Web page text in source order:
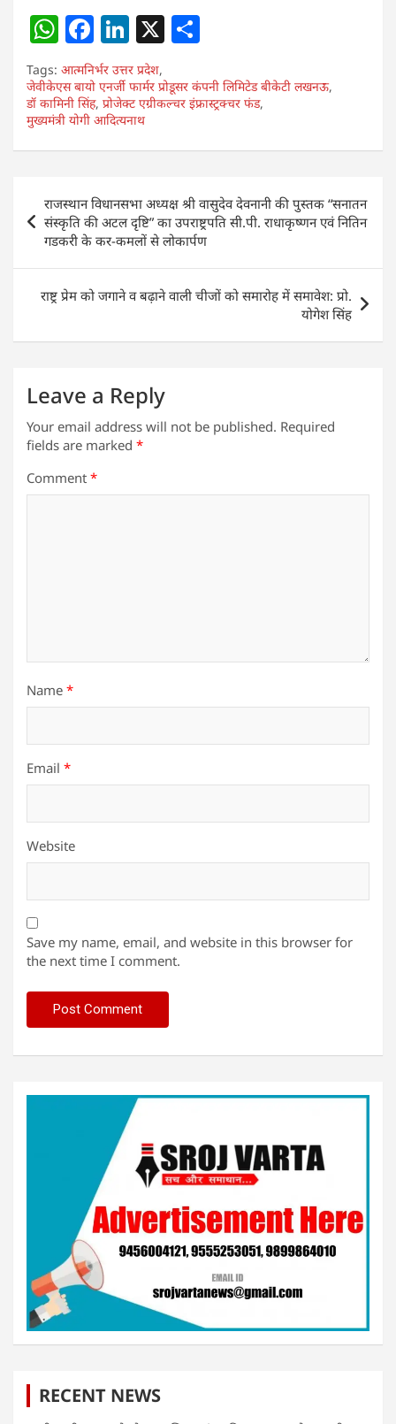
W
h
at
s
A
p
F
a
c
e
b
o
k
Li
n
k
e
dI
X
ar
e
Tags: आत्मनिर्भर उत्तर प्रदेश,
जेवीकेएस बायो एनर्जी फार्मर प्रोडूसर कंपनी लिमिटेड बीकेटी लखनऊ,
डॉ कामिनी सिंह, प्रोजेक्ट एग्रीकल्चर इंफ्रास्ट्रक्चर फंड,
मुख्यमंत्री योगी आदित्यनाथ
navigation
राजस्थान विधानसभा अध्यक्ष श्री वासुदेव देवनानी की पुस्तक “सनातन
संस्कृति की अटल दृष्टि” का उपराष्ट्रपति सी.पी. राधाकृष्णन एवं नितिन
गडकरी के कर-कमलों से लोकार्पण
राष्ट्र प्रेम को जगाने व बढ़ाने वाली चीजों को समारोह में समावेश: प्रो.
योगेश सिंह
Leave a Reply
Your email address will not be published. Required
fields are marked *
Comment *
Name *
Email *
Website
Save my name, email, and website in this browser for
the next time I comment.
RECENT NEWS